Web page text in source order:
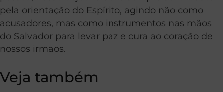
pela orientação do Espírito, agindo não como
acusadores, mas como instrumentos nas mãos
do Salvador para levar paz e cura ao coração de
nossos irmãos.
Veja também